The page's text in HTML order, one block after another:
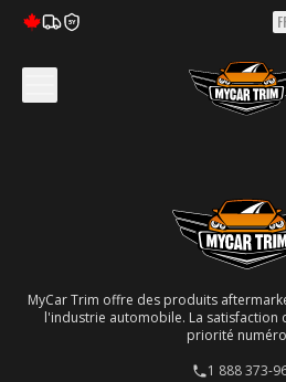
5Y
MyCar Trim offre des produits
l'industrie automobile. La satisfaction
priorité
1 888 373-